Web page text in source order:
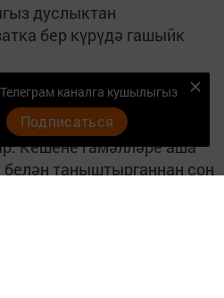
дуслыктан
бер күрүдә гашыйк
озак йөрде. Алай әйтү
гына очрашып йөрдек.
Беренче гашыйк
Кешене гамәлләре аша
таныштырганнан соң
каналга кушылыгыз
Подписаться